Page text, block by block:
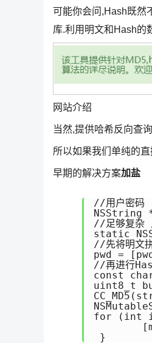
可能你会问,Hash既然
库.利用明文和Hash的
网站介绍
当然,提供哈希反向查
所以如果我们单纯的
早期的解决方案加盐
//用户密码
NSString
//足够复杂
static
//先将明文
pwd =
//再进行
const
uint8_t
for (int i =
}